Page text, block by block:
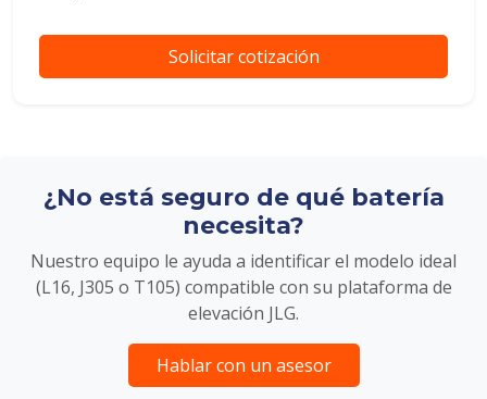
Solicitar cotización
¿No está seguro de qué batería
necesita?
Nuestro equipo le ayuda a identificar el modelo ideal
(L16, J305 o T105) compatible con su plataforma de
elevación JLG.
Hablar con un asesor